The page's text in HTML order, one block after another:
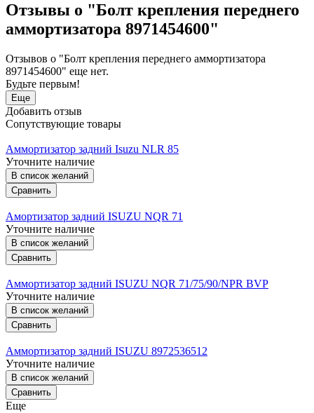
Отзывы о "Болт крепления переднего
аммортизатора 8971454600"
Отзывов о "Болт крепления переднего аммортизатора
8971454600" еще нет.
Будьте первым!
Еще
Добавить отзыв
Сопутствующие товары
Аммортизатор задний Isuzu NLR 85
Уточните наличие
В список желаний
Сравнить
Амортизатор задний ISUZU NQR 71
Уточните наличие
В список желаний
Сравнить
Аммортизатор задний ISUZU NQR 71/75/90/NPR BVP
Уточните наличие
В список желаний
Сравнить
Аммортизатор задний ISUZU 8972536512
Уточните наличие
В список желаний
Сравнить
Еще